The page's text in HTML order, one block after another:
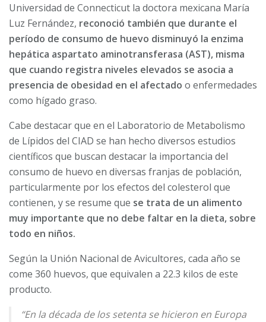
Universidad de Connecticut la doctora mexicana María
Luz Fernández, reconoció también que durante el
período de consumo de huevo disminuyó la enzima
hepática aspartato aminotransferasa (AST), misma
que cuando registra niveles elevados se asocia a
presencia de obesidad en el afectado o enfermedades
como hígado graso.
Cabe destacar que en el Laboratorio de Metabolismo
de Lípidos del CIAD se han hecho diversos estudios
científicos que buscan destacar la importancia del
consumo de huevo en diversas franjas de población,
particularmente por los efectos del colesterol que
contienen, y se resume que se trata de un alimento
muy importante que no debe faltar en la dieta, sobre
todo en niños.
Según la Unión Nacional de Avicultores, cada año se
come 360 huevos, que equivalen a 22.3 kilos de este
producto.
“En la década de los setenta se hicieron en Europa